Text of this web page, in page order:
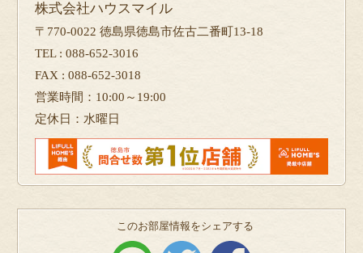
株式会社ハウスマイル
〒770-0022 徳島県徳島市佐古二番町13-18
TEL : 088-652-3016
FAX : 088-652-3018
営業時間：10:00～19:00
定休日：水曜日
このお部屋情報をシェアする